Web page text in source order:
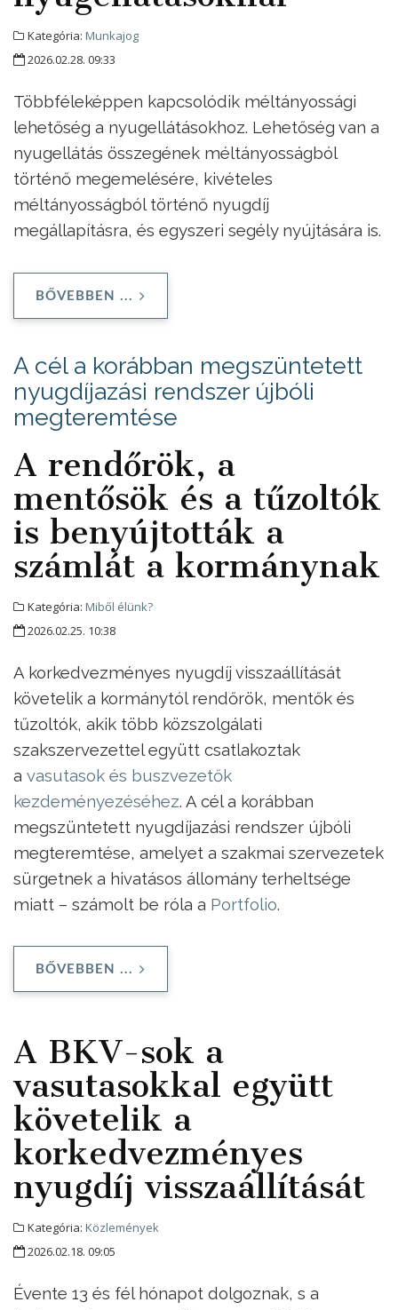
Kategória: Munkajog
2026.02.28. 09:33
Többféleképpen kapcsolódik méltányossági
lehetőség a nyugellátásokhoz. Lehetőség van a
nyugellátás összegének méltányosságból
történő megemelésére, kivételes
méltányosságból történő nyugdíj
megállapításra, és egyszeri segély nyújtására is.
BŐVEBBEN ...
A cél a korábban megszüntetett
nyugdíjazási rendszer újbóli
megteremtése
A rendőrök, a
mentősök és a tűzoltók
is benyújtották a
számlát a kormánynak
Kategória: Miből élünk?
2026.02.25. 10:38
A korkedvezményes nyugdíj visszaállítását
követelik a kormánytól rendőrök, mentők és
tűzoltók, akik több közszolgálati
szakszervezettel együtt csatlakoztak
a vasutasok és buszvezetők
kezdeményezéséhez. A cél a korábban
megszüntetett nyugdíjazási rendszer újbóli
megteremtése, amelyet a szakmai szervezetek
sürgetnek a hivatásos állomány terheltsége
miatt – számolt be róla a Portfolio.
BŐVEBBEN ...
A BKV-sok a
vasutasokkal együtt
követelik a
korkedvezményes
nyugdíj visszaállítását
Kategória: Közlemények
2026.02.18. 09:05
Évente 13 és fél hónapot dolgoznak, s a